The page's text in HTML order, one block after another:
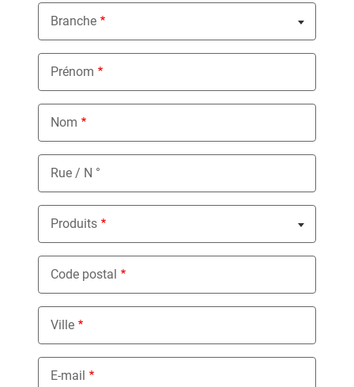
Branche
Nothing selected
Prénom
Nom
Rue / N °
Produits
Nothing selected
Code postal
Ville
E-mail